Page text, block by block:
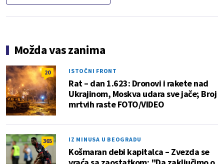
Možda vas zanima
20 ISTOČNI FRONT
Rat – dan 1.623: Dronovi i rakete nad
Ukrajinom, Moskva udara sve jače; Broj
mrtvih raste FOTO/VIDEO
365 IZ MINUSA U BEOGRADU
Košmaran debi kapitalca – Zvezda se